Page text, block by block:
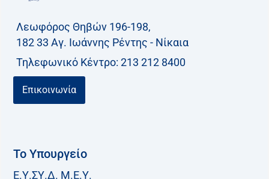
Λεωφόρος Θηβών 196-198,
182 33 Aγ. Ιωάννης Ρέντης - Νίκαια
Τηλεφωνικό Kέντρο: 213 212 8400
Επικοινωνία
Το Υπουργείο
Ε.Υ.ΣΥ.Δ. Μ.Ε.Υ.